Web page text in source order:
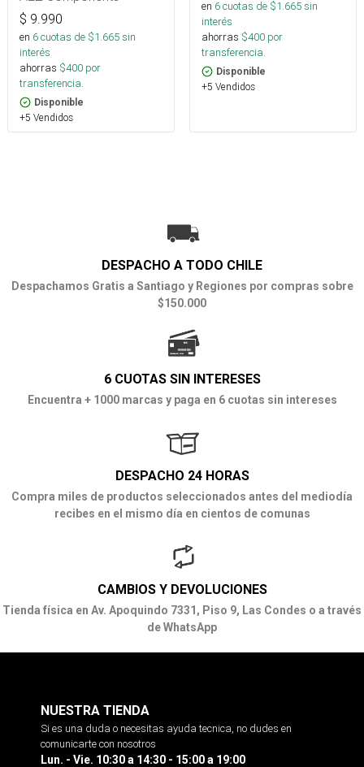
$ 9.990
en 6cuotas de $1.665sin
interés
ahorras $400 por
transferencia.
Disponible
+5 Vendidos
en 6cuotas de $1.665sin
interés
ahorras $400 por
transferencia.
Disponible
+5 Vendidos
DESPACHO A TODO CHILE
Despachamos Gratis a Santiago y Regiones por compras sobre
$150.000
6 CUOTAS SIN INTERESES
Encuentra + 1000 marcas y paga en 6 cuotas sin intereses
DESPACHO 24 HORAS
Compra miles de productos seleccionados antes del mediodía
recibes en el mismo día en cientos de comunas
CAMBIOS Y DEVOLUCIONES
Tienda física en Av. Apoquindo 7331, Piso 9, Las Condes o a través
de WhatsApp
NUESTRA TIENDA
Si es una duda o necesitas ayuda tecnica, no dudes en
comunicarte con nosotros
Lun. - Vie. 10:30 a 14:30 - 15:00 a 19:00